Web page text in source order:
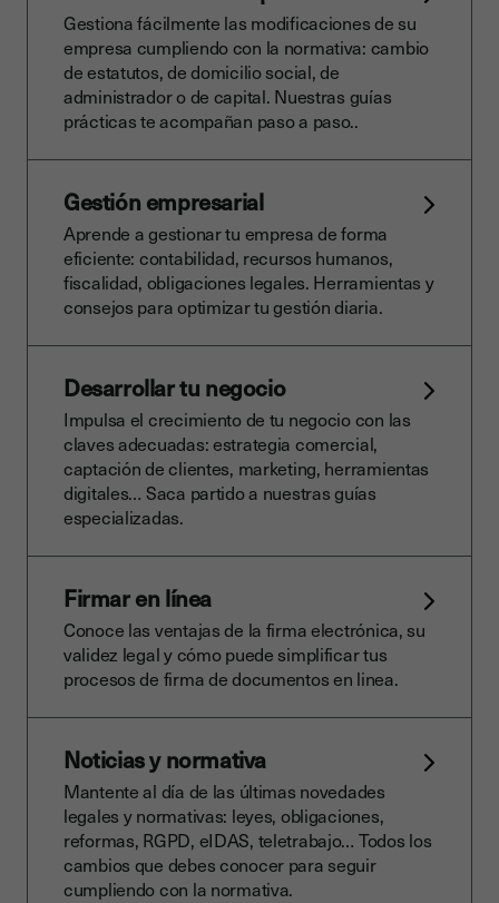
Gestiona fácilmente las modificaciones de su
empresa cumpliendo con la normativa: cambio
de estatutos, de domicilio social, de
administrador o de capital. Nuestras guías
prácticas te acompañan paso a paso..
Gestión empresarial
Aprende a gestionar tu empresa de forma
eficiente: contabilidad, recursos humanos,
fiscalidad, obligaciones legales. Herramientas y
consejos para optimizar tu gestión diaria.
Desarrollar tu negocio
Impulsa el crecimiento de tu negocio con las
claves adecuadas: estrategia comercial,
captación de clientes, marketing, herramientas
digitales… Saca partido a nuestras guías
especializadas.
Firmar en línea
Conoce las ventajas de la firma electrónica, su
validez legal y cómo puede simplificar tus
procesos de firma de documentos en linea.
Noticias y normativa
Mantente al día de las últimas novedades
legales y normativas: leyes, obligaciones,
reformas, RGPD, eIDAS, teletrabajo… Todos los
cambios que debes conocer para seguir
cumpliendo con la normativa.